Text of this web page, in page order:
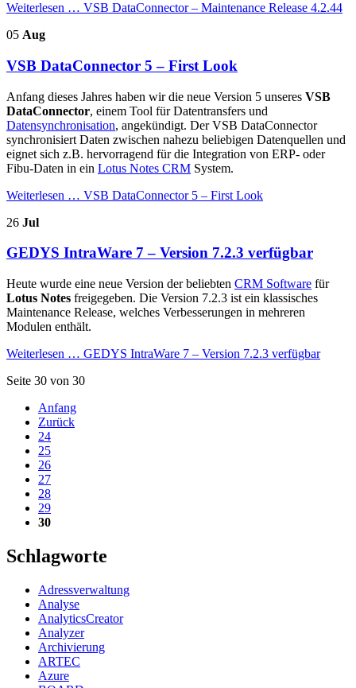
Weiterlesen … VSB DataConnector – Maintenance Release 4.2.44
05 Aug
VSB DataConnector 5 – First Look
Anfang dieses Jahres haben wir die neue Version 5 unseres VSB
DataConnector, einem Tool für Datentransfers und
Datensynchronisation, angekündigt. Der VSB DataConnector
synchronisiert Daten zwischen nahezu beliebigen Datenquellen und
eignet sich z.B. hervorragend für die Integration von ERP- oder
Fibu-Daten in ein Lotus Notes CRM System.
Weiterlesen … VSB DataConnector 5 – First Look
26 Jul
GEDYS IntraWare 7 – Version 7.2.3 verfügbar
Heute wurde eine neue Version der beliebten CRM Software für
Lotus Notes freigegeben. Die Version 7.2.3 ist ein klassisches
Maintenance Release, welches Verbesserungen in mehreren
Modulen enthält.
Weiterlesen … GEDYS IntraWare 7 – Version 7.2.3 verfügbar
Seite 30 von 30
Anfang
Zurück
24
25
26
27
28
29
30
Schlagworte
Adressverwaltung
Analyse
AnalyticsCreator
Analyzer
Archivierung
ARTEC
Azure